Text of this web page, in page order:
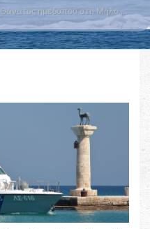
Θάνατος ημεδαπού στη Μήλο …